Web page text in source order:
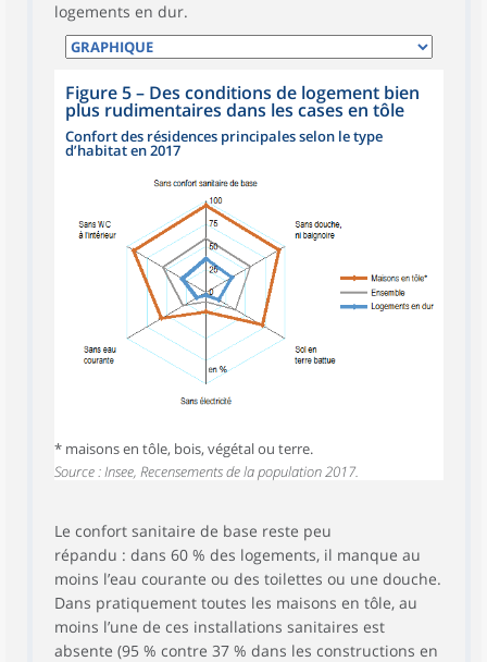
logements en dur.
Figure 5– Des conditions de logement bien
plus rudimentaires dans les cases en tôle
Confort des résidences principales selon le type
d’habitat en 2017
* maisons en tôle, bois, végétal ou terre.
Source : Insee, Recensements de la population 2017.
Le confort sanitaire de base reste peu
répandu : dans 60 % des logements, il manque au
moins l’eau courante ou des toilettes ou une douche.
Dans pratiquement toutes les maisons en tôle, au
moins l’une de ces installations sanitaires est
absente (95 % contre 37 % dans les constructions en